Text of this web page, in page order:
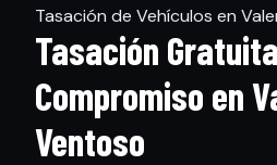
Tasación de Vehículos en
Tasación
Compromiso en
Ventoso